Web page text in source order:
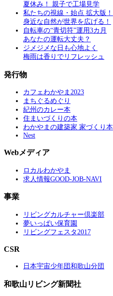
夏休み！ 親子で工場見学
私たちの視線・始点 拡大版！
身近な自然が世界を広げる！
自転車の“青切符”運用3カ月
あなたの運転大丈夫？
ジメジメな日も心地よく
梅雨は香りでリフレッシュ
発行物
カフェわかやま2023
まちぐるめぐり
紀州のカレー本
住まいづくりの本
わかやまの建築家 家づくり本
Nest
Webメディア
ロカルわかやま
求人情報GOOD-JOB-NAVI
事業
リビングカルチャー倶楽部
夢いっぱい保育園
リビングフェスタ2017
CSR
日本宇宙少年団和歌山分団
和歌山リビング新聞社